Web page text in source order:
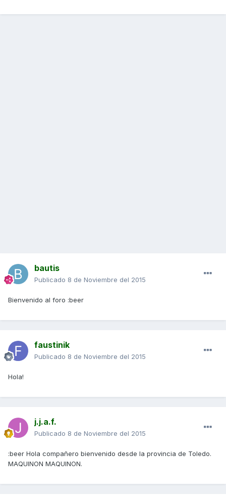
bautis
Publicado 8 de Noviembre del 2015
Bienvenido al foro :beer
faustinik
Publicado 8 de Noviembre del 2015
Hola!
j.j.a.f.
Publicado 8 de Noviembre del 2015
:beer Hola compañero bienvenido desde la provincia de Toledo.
MAQUINON MAQUINON.